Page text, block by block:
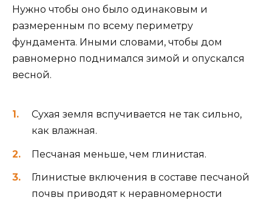
Нужно чтобы оно было одинаковым и
размеренным по всему периметру
фундамента. Иными словами, чтобы дом
равномерно поднимался зимой и опускался
весной.
Сухая земля вспучивается не так сильно,
как влажная.
Песчаная меньше, чем глинистая.
Глинистые включения в составе песчаной
почвы приводят к неравномерности